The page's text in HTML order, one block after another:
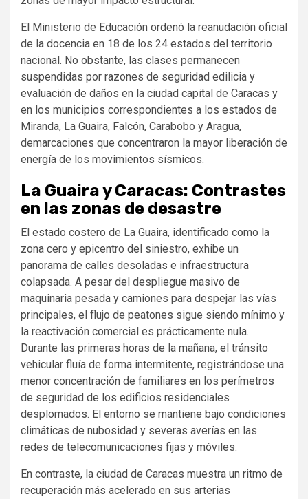
El Ministerio de Educación ordenó la reanudación oficial
de la docencia en 18 de los 24 estados del territorio
nacional. No obstante, las clases permanecen
suspendidas por razones de seguridad edilicia y
evaluación de daños en la ciudad capital de Caracas y
en los municipios correspondientes a los estados de
Miranda, La Guaira, Falcón, Carabobo y Aragua,
demarcaciones que concentraron la mayor liberación de
energía de los movimientos sísmicos.
La Guaira y Caracas: Contrastes
en las zonas de desastre
El estado costero de La Guaira, identificado como la
zona cero y epicentro del siniestro, exhibe un
panorama de calles desoladas e infraestructura
colapsada. A pesar del despliegue masivo de
maquinaria pesada y camiones para despejar las vías
principales, el flujo de peatones sigue siendo mínimo y
la reactivación comercial es prácticamente nula.
Durante las primeras horas de la mañana, el tránsito
vehicular fluía de forma intermitente, registrándose una
menor concentración de familiares en los perímetros
de seguridad de los edificios residenciales
desplomados. El entorno se mantiene bajo condiciones
climáticas de nubosidad y severas averías en las
redes de telecomunicaciones fijas y móviles.
En contraste, la ciudad de Caracas muestra un ritmo de
recuperación más acelerado en sus arterias